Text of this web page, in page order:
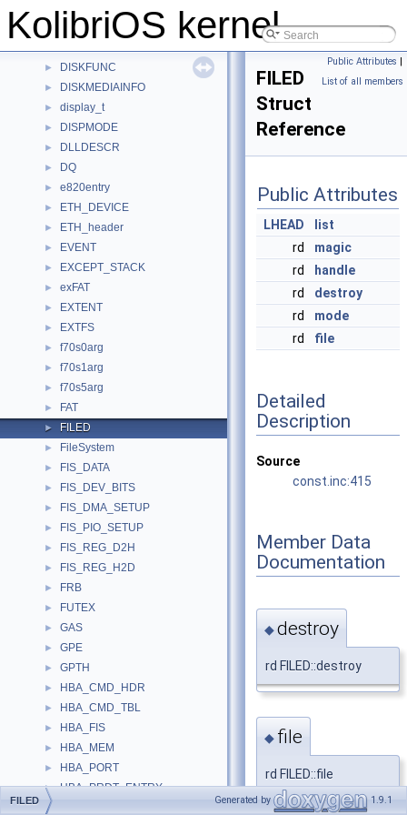
KolibriOS kernel
► DISK
► DISKFUNC
► DISKMEDIAINFO
► display_t
► DISPMODE
► DLLDESCR
► DQ
► e820entry
► ETH_DEVICE
► ETH_header
► EVENT
► EXCEPT_STACK
► exFAT
► EXTENT
► EXTFS
► f70s0arg
► f70s1arg
► f70s5arg
► FAT
► FILED
► FileSystem
► FIS_DATA
► FIS_DEV_BITS
► FIS_DMA_SETUP
► FIS_PIO_SETUP
► FIS_REG_D2H
► FIS_REG_H2D
► FRB
► FUTEX
► GAS
► GPE
► GPTH
► HBA_CMD_HDR
► HBA_CMD_TBL
► HBA_FIS
► HBA_MEM
► HBA_PORT
► HBA_PRDT_ENTRY
►
Public Attributes |
List of all members
FILED
Struct
Reference
Public Attributes
LHEAD
list
rd
magic
rd
handle
rd
destroy
rd
mode
rd
file
Detailed
Description
Source
const.inc:415
Member Data
Documentation
◆destroy
rd FILED::destroy
◆ file
rd FILED::file
FILED Generated by 1.9.1